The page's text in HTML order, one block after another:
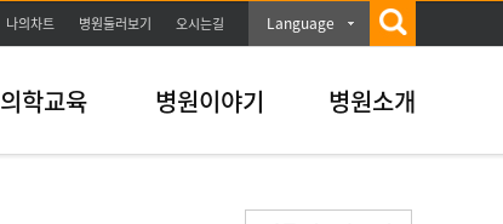
나의차트 병원둘러보기 오시는길 Language
의학교육 병원이야기 병원소개